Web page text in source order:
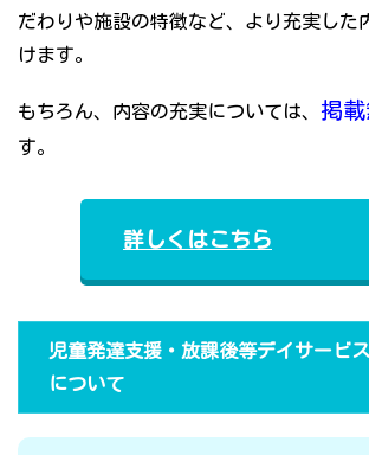
だわりや施設の特徴など、より充実した
けます。
もちろん、内容の充実については、 掲
す。
詳しくはこちら
児童発達支援・放課後等デイサービ
について